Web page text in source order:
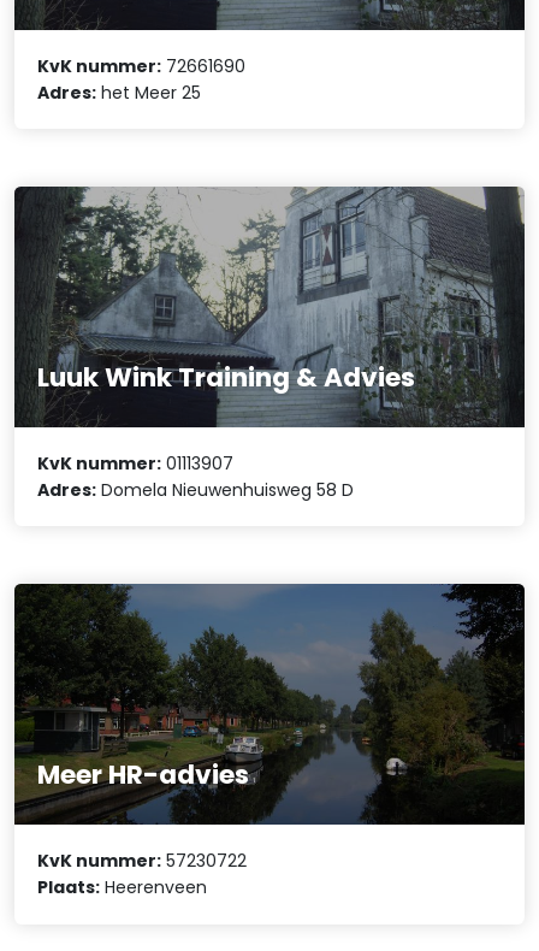
KvK nummer: 72661690
Adres: het Meer 25
Luuk Wink Training & Advies
KvK nummer: 01113907
Adres: Domela Nieuwenhuisweg 58 D
Meer HR-advies
KvK nummer: 57230722
Plaats: Heerenveen